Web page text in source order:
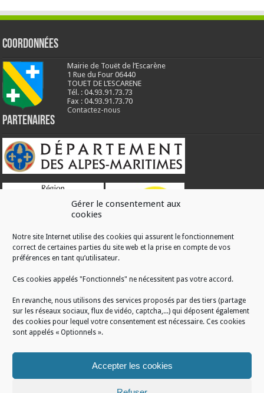
Gérer le consentement aux
cookies
Notre site Internet utilise des cookies qui assurent le fonctionnement
correct de certaines parties du site web et la prise en compte de vos
préférences en tant qu’utilisateur.
Ces cookies appelés "Fonctionnels" ne nécessitent pas votre accord.
En revanche, nous utilisons des services proposés par des tiers (partage
sur les réseaux sociaux, flux de vidéo, captcha,...) qui déposent également
des cookies pour lequel votre consentement est nécessaire. Ces cookies
sont appelés « Optionnels ».
Accepter les cookies
Coordonnées
Mairie de Touët de l’Escarène
1 Rue du Four 06440
TOUET DE L’ESCARENE
Tél. : 04.93.91.73.73
Fax : 04.93.91.73.70
Contactez-nous
Partenaires
RÉALISATION